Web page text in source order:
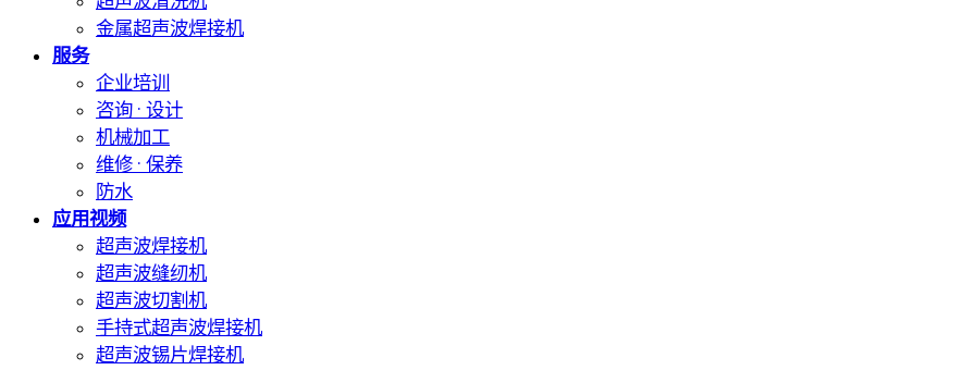
金属超声波焊接机
服务
企业培训
咨询 · 设计
机械加工
维修 · 保养
防水
应用视频
超声波焊接机
超声波缝纫机
超声波切割机
手持式超声波焊接机
超声波锡片焊接机